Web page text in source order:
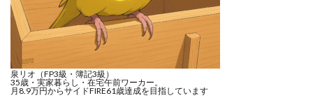
泉リオ（FP3級・簿記3級）
35歳・実家暮らし・在宅午前ワーカー。
月8.9万円からサイドFIRE61歳達成を目指しています